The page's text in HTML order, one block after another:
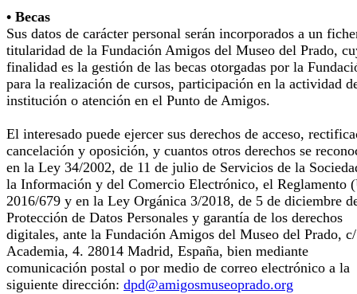
• Becas
Sus datos de carácter personal serán incorporados a un
titularidad de la Fundación Amigos del Museo del Prado,
finalidad es la gestión de las becas otorgadas por la
para la realización de cursos, participación en la actividad
institución o atención en el Punto de Amigos.
El interesado puede ejercer sus derechos de acceso,
cancelación y oposición, y cuantos otros derechos se
en la Ley 34/2002, de 11 de julio de Servicios de la
la Información y del Comercio Electrónico, el Reglamento
2016/679 y en la Ley Orgánica 3/2018, de 5 de diciembre
Protección de Datos Personales y garantía de los derechos
digitales, ante la Fundación Amigos del Museo del Prado,
Academia, 4. 28014 Madrid, España, bien mediante
comunicación postal o por medio de correo electrónico a la
siguiente dirección: dpd@amigosmuseoprado.org